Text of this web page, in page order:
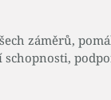
záměrů,